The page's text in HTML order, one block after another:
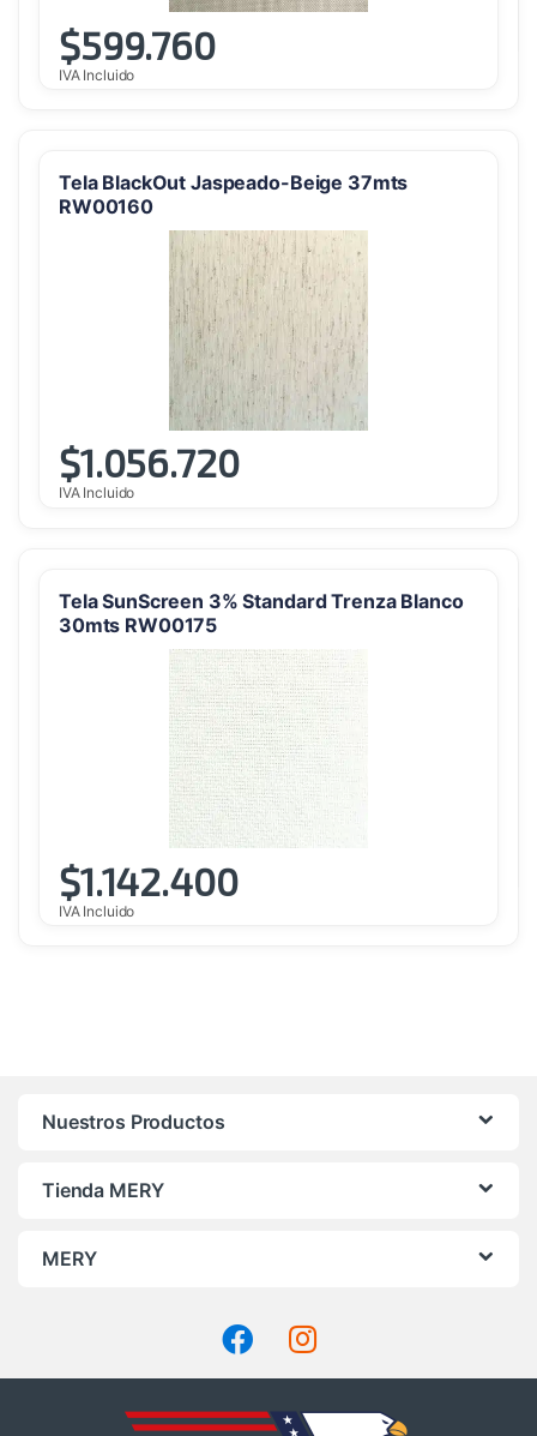
$599.760
IVA Incluido
Tela BlackOut Jaspeado-Beige 37mts
RW00160
$1.056.720
IVA Incluido
Tela SunScreen 3% Standard Trenza Blanco
30mts RW00175
$1.142.400
IVA Incluido
Nuestros Productos
Tienda MERY
MERY